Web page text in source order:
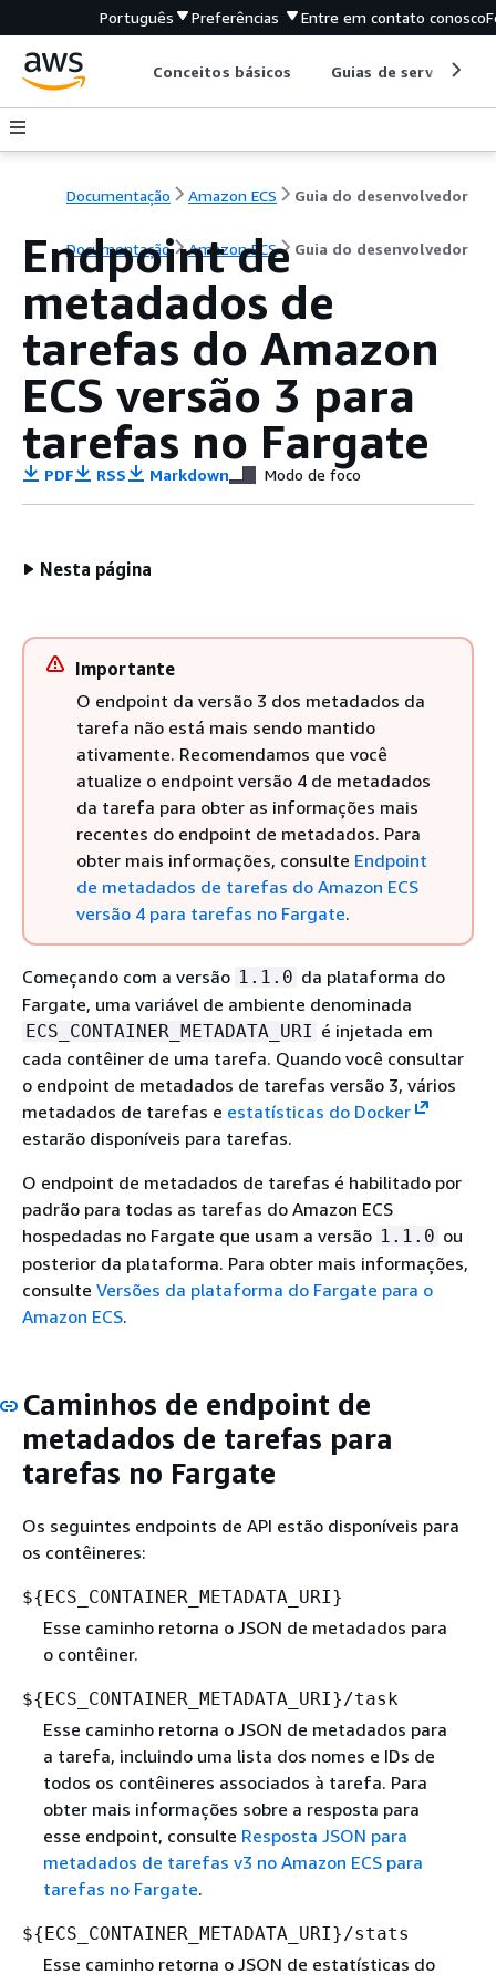
Português Preferências Entre em contato conosco
Conceitos básicos Guias de serviço
Documentação Amazon ECS Guia do desenvolvedor
Documentação Amazon ECS Guia do desenvolvedor
Endpoint de
metadados de
tarefas do Amazon
ECS versão 3 para
tarefas no Fargate
PDF RSS Markdown Modo de foco
Nesta página
Importante
O endpoint da versão 3 dos metadados da
tarefa não está mais sendo mantido
ativamente. Recomendamos que você
atualize o endpoint versão 4 de metadados
da tarefa para obter as informações mais
recentes do endpoint de metadados. Para
obter mais informações, consulte Endpoint
de metadados de tarefas do Amazon ECS
versão 4 para tarefas no Fargate.
Começando com a versão 1.1.0 da plataforma do
Fargate, uma variável de ambiente denominada
ECS_CONTAINER_METADATA_URI é injetada em
cada contêiner de uma tarefa. Quando você consultar
o endpoint de metadados de tarefas versão 3, vários
metadados de tarefas e estatísticas do Docker
estarão disponíveis para tarefas.
O endpoint de metadados de tarefas é habilitado por
padrão para todas as tarefas do Amazon ECS
hospedadas no Fargate que usam a versão 1.1.0 ou
posterior da plataforma. Para obter mais informações,
consulte Versões da plataforma do Fargate para o
Amazon ECS.
Caminhos de endpoint de
metadados de tarefas para
tarefas no Fargate
Os seguintes endpoints de API estão disponíveis para
os contêineres:
${ECS_CONTAINER_METADATA_URI}
Esse caminho retorna o JSON de metadados para
o contêiner.
${ECS_CONTAINER_METADATA_URI}/task
Esse caminho retorna o JSON de metadados para
a tarefa, incluindo uma lista dos nomes e IDs de
todos os contêineres associados à tarefa. Para
obter mais informações sobre a resposta para
esse endpoint, consulte Resposta JSON para
metadados de tarefas v3 no Amazon ECS para
tarefas no Fargate.
${ECS_CONTAINER_METADATA_URI}/stats
Esse caminho retorna o JSON de estatísticas do